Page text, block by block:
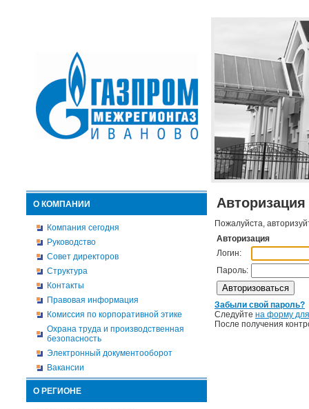
О КОМПАНИИ
Компания сегодня
Руководство
Совет директоров
Структура
Контакты
Правовая информация
Комиссия по корпоративной этике
Охрана труда и производственная
безопасность
Электронный документооборот
Вакансии
О РЕГИОНЕ
Авторизация
Пожалуйста,
Авторизация
Логин:
Пароль:
Забыли свой пароль?
Следуйте на форму
После получения